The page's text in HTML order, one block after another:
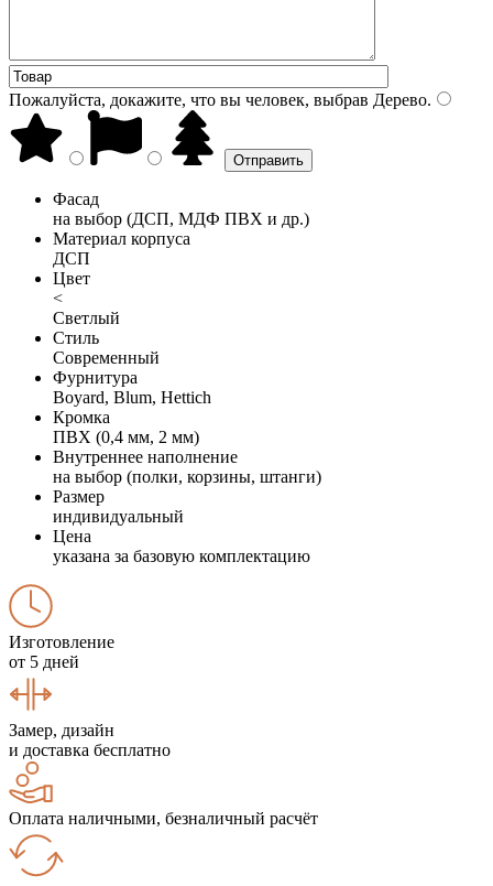
Пожалуйста, докажите, что вы человек, выбрав Дерево.
Фасад
на выбор (ДСП, МДФ ПВХ и др.)
Материал корпуса
ДСП
Цвет
<
Светлый
Стиль
Современный
Фурнитура
Boyard, Blum, Hettich
Кромка
ПВХ (0,4 мм, 2 мм)
Внутреннее наполнение
на выбор (полки, корзины, штанги)
Размер
индивидуальный
Цена
указана за базовую комплектацию
Изготовление
от 5 дней
Замер, дизайн
и доставка бесплатно
Оплата наличными, безналичный расчёт